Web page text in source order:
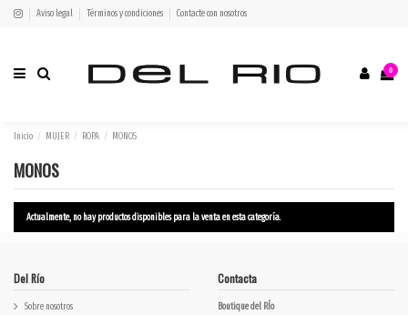
Aviso legal Términos y condiciones Contacte con nosotros
0
Inicio MUJER ROPA MONOS
MONOS
Actualmente, no hay productos disponibles para la venta en esta categoría.
Del Río
Sobre nosotros
Contacta
Boutique del RÍo